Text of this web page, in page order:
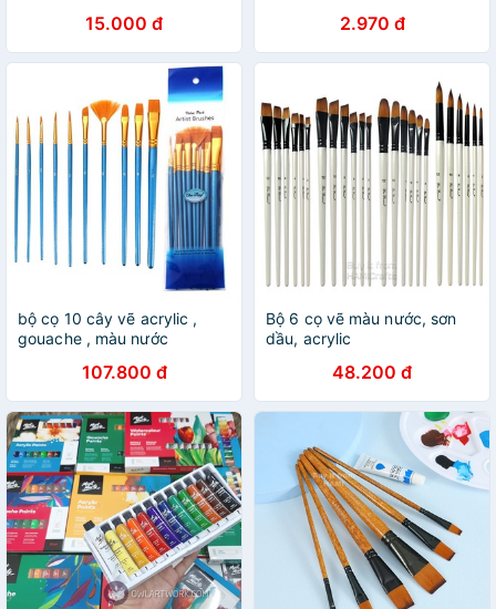
15.000 đ 2.970 đ
bộ cọ 10 cây vẽ acrylic ,
gouache , màu nước
107.800 đ
Bộ 6 cọ vẽ màu nước, sơn
dầu, acrylic
48.200 đ